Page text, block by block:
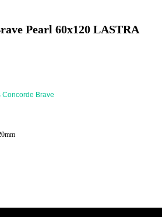
Pearl 60x120 LASTRA
Concorde Brave